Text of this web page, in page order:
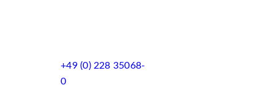
+49 (0) 228 35068-
0